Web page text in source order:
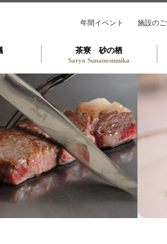
年間イベント 施設の
茶寮 砂の栖
Saryo Sunanosumika